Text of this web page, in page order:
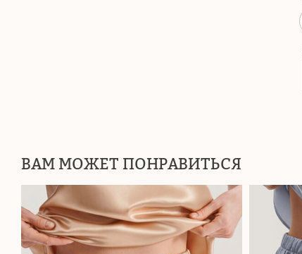
ВАМ МОЖЕТ ПОНРАВИТЬСЯ